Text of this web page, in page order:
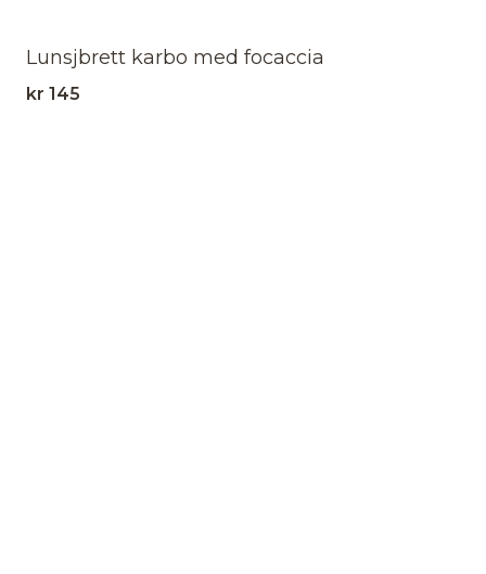
Lunsjbrett karbo med focaccia
kr 145